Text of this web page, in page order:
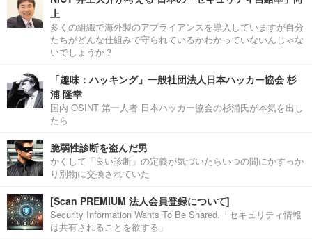
上
多くの組織で海外製のアプライアンスを導入していますが自分
たちがどんな仕組みで守られているかわかっていないんじゃな
いでしょうか？
「趣味：ハッキング」一般社団法人日本ハッカー協会 杉
浦 隆幸
国内 OSINT 第一人者 日本ハッカー協会の杉浦氏が本気を出し
たら
脆弱性診断を盗んだ男
かくして「良い診断」の定義が気づいたらいつの間にかすっか
り別物に交換されていた
[Scan PREMIUM 法人会員登録について]
Security Information Wants To Be Shared.「セキュリティ情報
は共有されることを欲する」